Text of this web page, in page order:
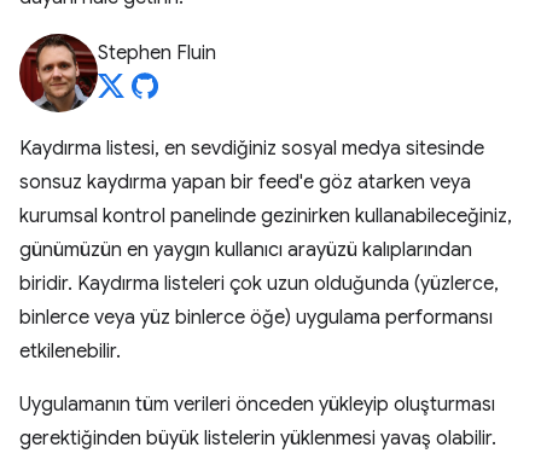
Stephen Fluin
Kaydırma listesi, en sevdiğiniz sosyal medya sitesinde
sonsuz kaydırma yapan bir feed'e göz atarken veya
kurumsal kontrol panelinde gezinirken kullanabileceğiniz,
günümüzün en yaygın kullanıcı arayüzü kalıplarından
biridir. Kaydırma listeleri çok uzun olduğunda (yüzlerce,
binlerce veya yüz binlerce öğe) uygulama performansı
etkilenebilir.
Uygulamanın tüm verileri önceden yükleyip oluşturması
gerektiğinden büyük listelerin yüklenmesi yavaş olabilir.